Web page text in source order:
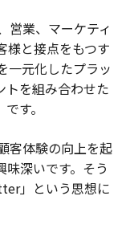
業、マーケティ
様と接点をもつす
一元化したプラッ
トを組み合わせた
す。
客体験の向上を起
深いです。そう
」という思想に